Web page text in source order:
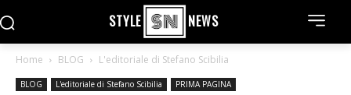
STYLE NEWS
Home BLOG L'editoriale di Stefano Scibilia
BLOG L'editoriale di Stefano Scibilia PRIMA PAGINA